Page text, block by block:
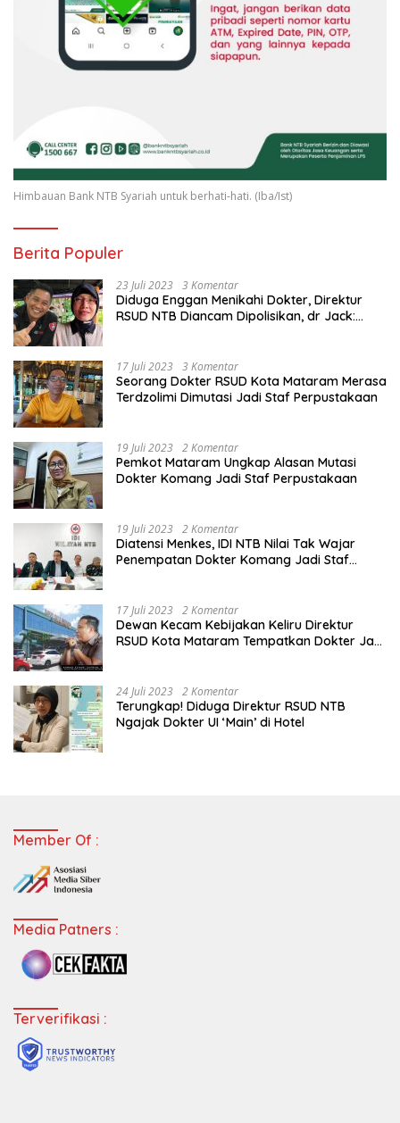
Himbauan Bank NTB Syariah untuk berhati-hati. (Iba/Ist)
Berita Populer
23 Juli 2023 3 Komentar
Diduga Enggan Menikahi Dokter, Direktur
RSUD NTB Diancam Dipolisikan, dr Jack:
17 Juli 2023 3 Komentar
Seorang Dokter RSUD Kota Mataram Merasa
Terdzolimi Dimutasi Jadi Staf Perpustakaan
19 Juli 2023 2 Komentar
Pemkot Mataram Ungkap Alasan Mutasi
Dokter Komang Jadi Staf Perpustakaan
19 Juli 2023 2 Komentar
Diatensi Menkes, IDI NTB Nilai Tak Wajar
Penempatan Dokter Komang Jadi Staf
17 Juli 2023 2 Komentar
Dewan Kecam Kebijakan Keliru Direktur
RSUD Kota Mataram Tempatkan Dokter Jadi
24 Juli 2023 2 Komentar
Terungkap! Diduga Direktur RSUD NTB
Ngajak Dokter UI ‘Main’ di Hotel
Member Of :
Media Patners :
Terverifikasi :